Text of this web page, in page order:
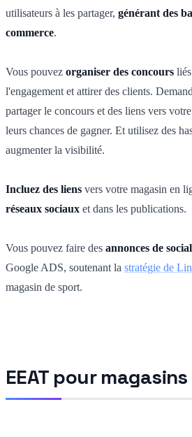
utilisateurs à les partager, générant des
commerce.
Vous pouvez organiser des concours
l'engagement et attirer des clients.
partager le concours et des liens vers
leurs chances de gagner. Et utilisez des
augmenter la visibilité.
Incluez des liens vers votre magasin en
réseaux sociaux et dans les publications.
Vous pouvez faire des annonces de
Google ADS, soutenant la stratégie de
magasin de sport.
EEAT pour